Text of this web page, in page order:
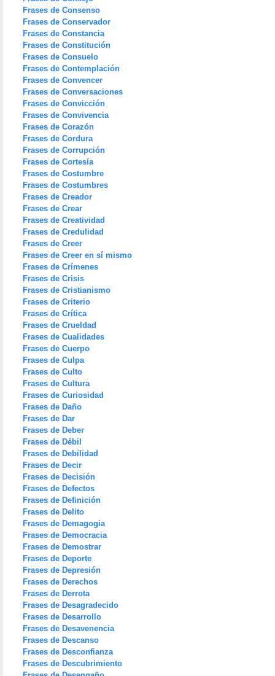
Frases de Consenso
Frases de Conservador
Frases de Constancia
Frases de Constitución
Frases de Consuelo
Frases de Contemplación
Frases de Convencer
Frases de Conversaciones
Frases de Convicción
Frases de Convivencia
Frases de Corazón
Frases de Cordura
Frases de Corrupción
Frases de Cortesía
Frases de Costumbre
Frases de Costumbres
Frases de Creador
Frases de Crear
Frases de Creatividad
Frases de Credulidad
Frases de Creer
Frases de Creer en sí mismo
Frases de Crímenes
Frases de Crisis
Frases de Cristianismo
Frases de Criterio
Frases de Crítica
Frases de Crueldad
Frases de Cualidades
Frases de Cuerpo
Frases de Culpa
Frases de Culto
Frases de Cultura
Frases de Curiosidad
Frases de Daño
Frases de Dar
Frases de Deber
Frases de Débil
Frases de Debilidad
Frases de Decir
Frases de Decisión
Frases de Defectos
Frases de Definición
Frases de Delito
Frases de Demagogia
Frases de Democracia
Frases de Demostrar
Frases de Deporte
Frases de Depresión
Frases de Derechos
Frases de Derrota
Frases de Desagradecido
Frases de Desarrollo
Frases de Desavenencia
Frases de Descanso
Frases de Desconfianza
Frases de Descubrimiento